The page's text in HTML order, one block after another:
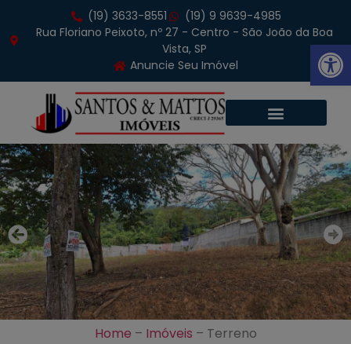
Abrir
(19) 3633-8551
(19) 9 9639-4985
Rua Floriano Peixoto, nº 27 - Centro - São João da Boa
Vista, SP
Anuncie Seu Imóvel
Home – Imóveis – Terreno